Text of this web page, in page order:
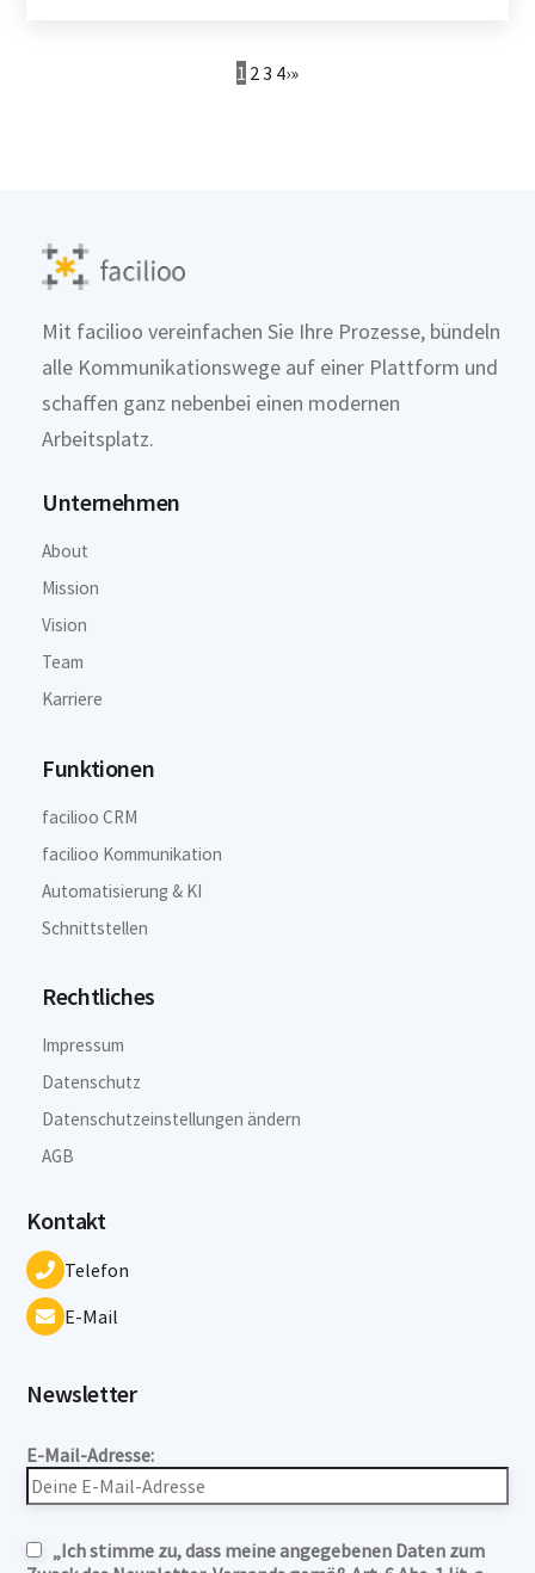
1 2 3 4›»
Mit facilioo vereinfachen Sie Ihre Prozesse, bündeln
alle Kommunikationswege auf einer Plattform und
schaffen ganz nebenbei einen modernen
Arbeitsplatz.
Unternehmen
About
Mission
Vision
Team
Karriere
Funktionen
facilioo CRM
facilioo Kommunikation
Automatisierung & KI
Schnittstellen
Rechtliches
Impressum
Datenschutz
Datenschutzeinstellungen ändern
AGB
Kontakt
Telefon
E-Mail
Newsletter
E-Mail-Adresse:
„Ich stimme zu, dass meine angegebenen Daten zum